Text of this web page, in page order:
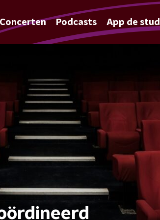
Concerten Podcasts App de